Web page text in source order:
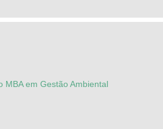
MBA em Gestão Ambiental